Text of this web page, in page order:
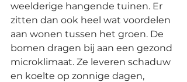
weelderige hangende tuinen. Er
zitten dan ook heel wat voordelen
aan wonen tussen het groen. De
bomen dragen bij aan een gezond
microklimaat. Ze leveren schaduw
en koelte op zonnige dagen,